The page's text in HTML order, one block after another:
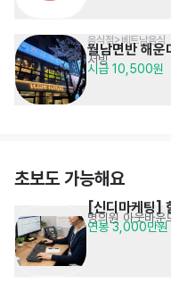
음식점>베트남음식
월남면반 해운
서빙
시급 10,500원
초보도 가능해요
[신디마케팅]
모집
병의원 아웃바운
연봉 3,000만원